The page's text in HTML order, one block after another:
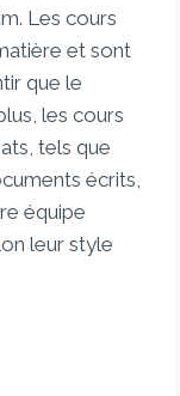
Les cours
et sont
que le
les cours
tels que
écrits,
équipe
leur style